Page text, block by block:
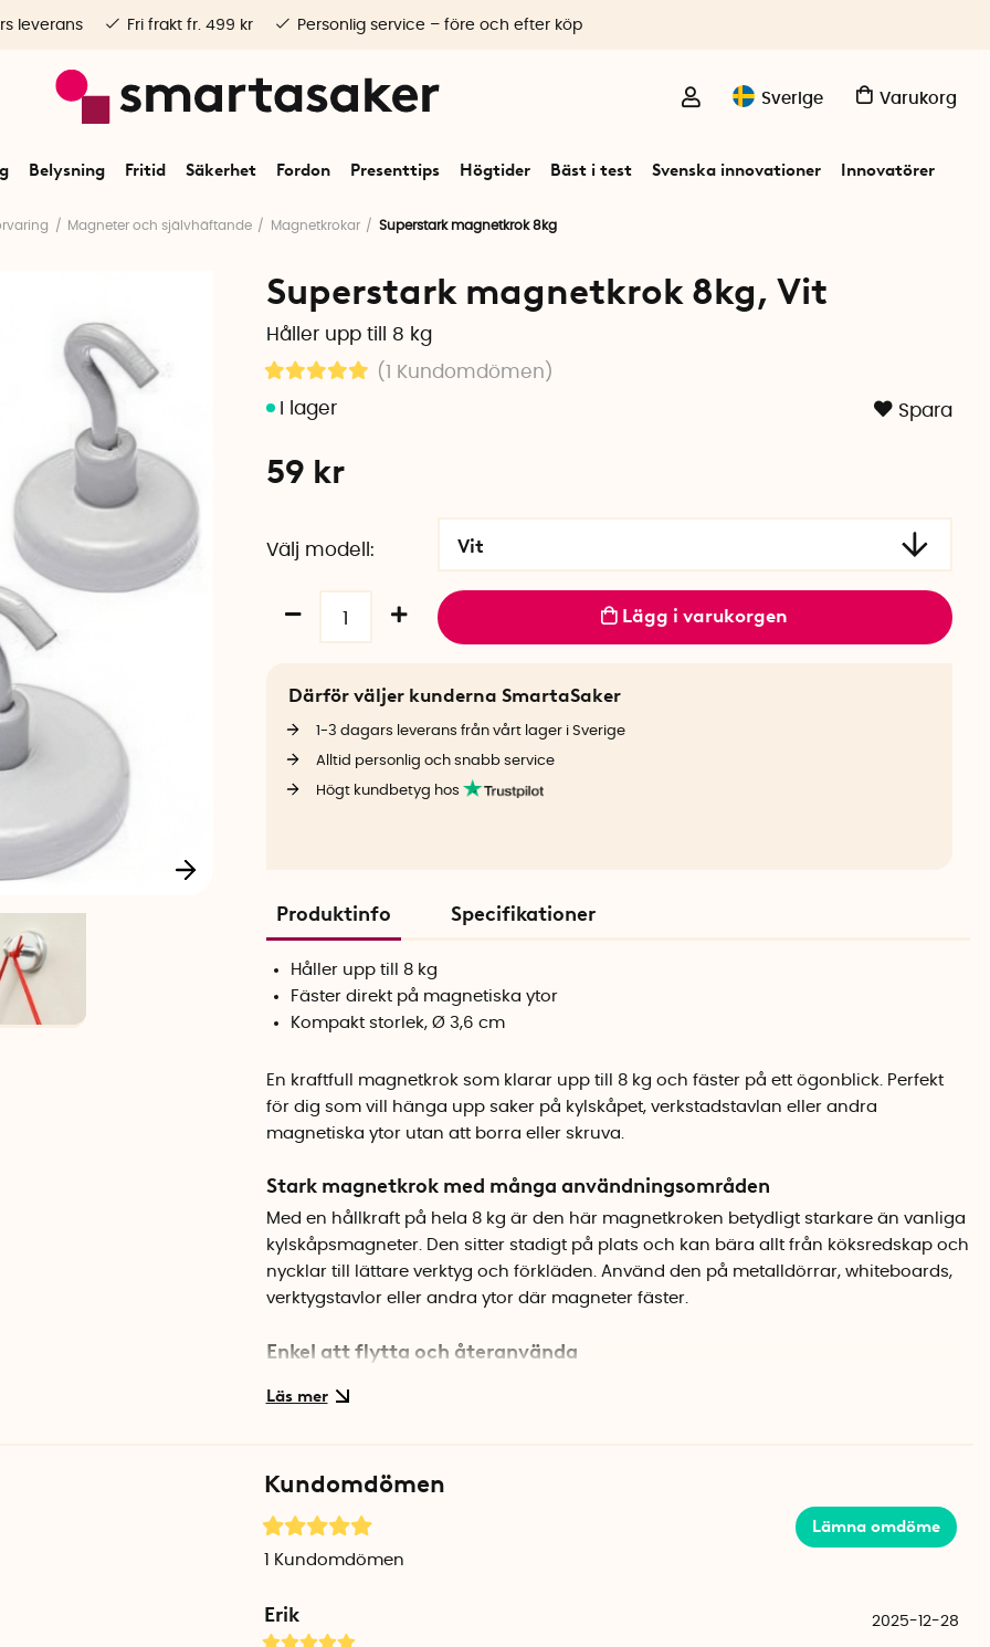
Sverige Varukorg
Belysning Fritid Säkerhet Fordon Presenttips Högtider Bäst i test Svenska innovationer Innovatörer
leverans Fri frakt fr. 499 kr Personlig service – före och efter köp
Magneter och självhäftande Magnetkrokar Superstark magnetkrok 8kg
Superstark magnetkrok 8kg, Vit
Håller upp till 8 kg
(1 Kundomdömen )
Spara
59 kr
Välj modell Vit
Lägg i varukorgen
Därför väljer kunderna SmartaSaker
1-3 dagars leverans från vårt lager i Sverige
Alltid personlig och snabb service
Högt kundbetyg hos
Produktinfo Specifikationer
Håller upp till 8 kg
Fäster direkt på magnetiska ytor
Kompakt storlek, Ø 3,6 cm
En kraftfull magnetkrok som klarar upp till 8 kg och fäster på ett ögonblick. Perfekt
för dig som vill hänga upp saker på kylskåpet, verkstadstavlan eller andra
magnetiska ytor utan att borra eller skruva.
Stark magnetkrok med många användningsområden
Med en hållkraft på hela 8 kg är den här magnetkroken betydligt starkare än vanliga
kylskåpsmagneter. Den sitter stadigt på plats och kan bära allt från köksredskap och
nycklar till lättare verktyg och förkläden. Använd den på metalldörrar, whiteboards,
verktygstavlor eller andra ytor där magneter fäster.
Enkel att flytta och återanvända
Specifikationer
Diameter: 3,6 cm
Hållkraft: 8 kg
Material: Metall med stark magnet
Kundomdömen
Lämna omdöme
Kundomdömen
Erik 2025-12-28